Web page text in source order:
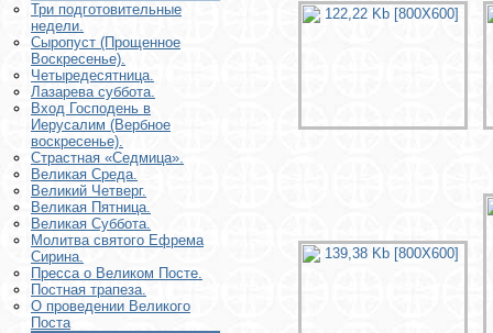
Три подготовительные
недели.
Сыропуст (Прощенное
Воскресенье).
Четыредесятница.
Лазарева суббота.
Вход Господень в
Иерусалим (Вербное
воскресенье).
Страстная «Седмица».
Великая Среда.
Великий Четверг.
Великая Пятница.
Великая Суббота.
Молитва святого Ефрема
Сирина.
Пресса о Великом Посте.
Постная трапеза.
О проведении Великого
Поста